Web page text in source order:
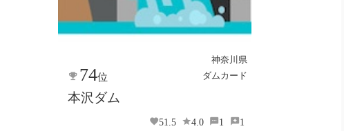
神奈川県
ダムカード
74位
本沢ダム
51.5 4.0 1 1